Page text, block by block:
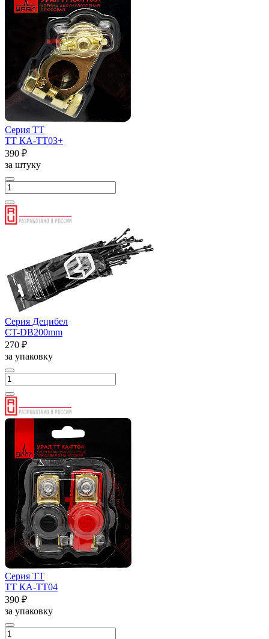
Серия ТТ
ТТ КА-ТТ03+
390 ₽
за штуку
Серия Децибел
CT-DB200mm
270 ₽
за упаковку
Серия ТТ
ТТ КА-ТТ04
390 ₽
за упаковку